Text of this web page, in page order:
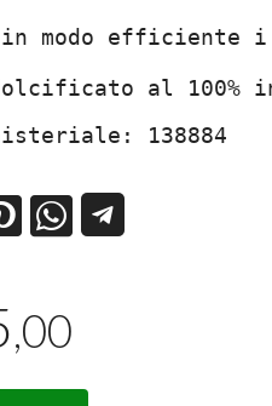
in modo
al 100%
138884
,00